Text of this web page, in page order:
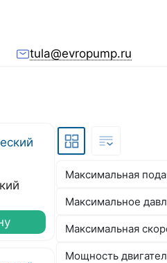
tula@evropump.ru
Максимальная
Максимальное
Максимальная
Мощность